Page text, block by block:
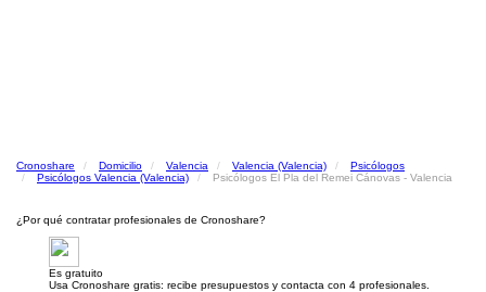
Cronoshare Domicilio Valencia Valencia (Valencia)
Psicólogos
Psicólogos Valencia (Valencia)
Psicólogos El Pla del Remei Cánovas - Valencia
¿Por qué contratar profesionales de Cronoshare?
Es gratuito
Usa Cronoshare gratis: recibe presupuestos y contacta con 4 profesionales.